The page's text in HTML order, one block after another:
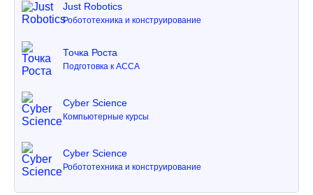
Just Robotics
Робототехника и конструирование
Точка Роста
Подготовка к ACCA
Cyber Science
Компьютерные курсы
Cyber Science
Робототехника и конструирование